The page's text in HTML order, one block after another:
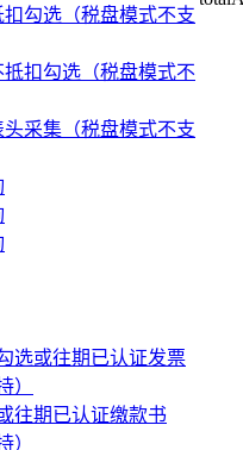
勾选（税盘模式不支
扣勾选（税盘模式不
采集（税盘模式不支
选或往期已认证发票
）
往期已认证缴款书
）